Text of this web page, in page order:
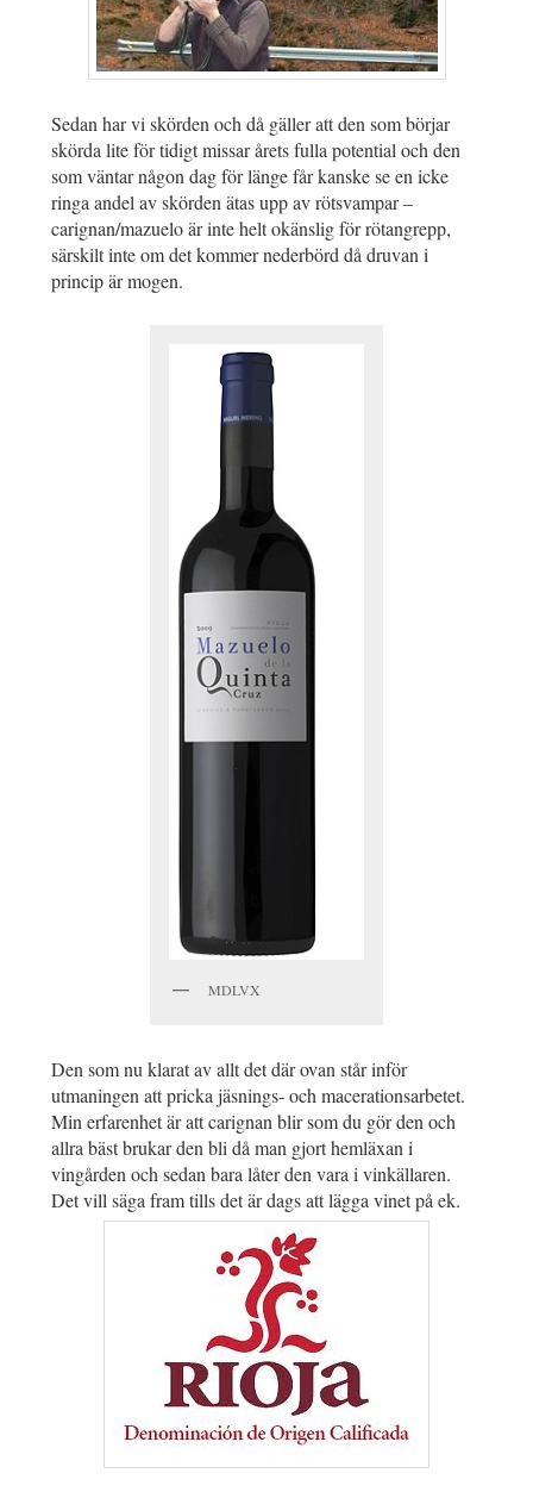
Sedan har vi skörden och då gäller att den som börjar
skörda lite för tidigt missar årets fulla potential och den
som väntar någon dag för länge får kanske se en icke
ringa andel av skörden ätas upp av rötsvampar –
carignan/mazuelo är inte helt okänslig för rötangrepp,
särskilt inte om det kommer nederbörd då druvan i
princip är mogen.
MDLVX
Den som nu klarat av allt det där ovan står inför
utmaningen att pricka jäsnings- och macerationsarbetet.
Min erfarenhet är att carignan blir som du gör den och
allra bäst brukar den bli då man gjort hemläxan i
vingården och sedan bara låter den vara i vinkällaren.
Det vill säga fram tills det är dags att lägga vinet på ek.